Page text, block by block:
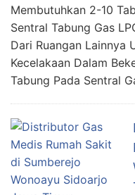
Membutuhkan 2-10
Sentral Tabung Gas
Dari Ruangan Lainnya
Kecelakaan Dalam
Tabung Pada Sentral